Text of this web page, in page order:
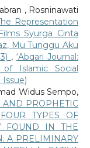
, Rosninawati
Representation
Syurga Cinta
Mu Tunggu Aku
, ‘Abqari Journal:
Islamic Social
Widus Sempo,
AND PROPHETIC
TYPES OF
FOUND IN THE
A PRELIMINARY